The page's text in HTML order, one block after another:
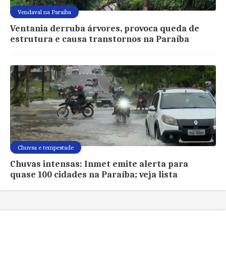
Vendaval na Paraíba
Ventania derruba árvores, provoca queda de
estrutura e causa transtornos na Paraíba
Chuvsa e tempestade
Chuvas intensas: Inmet emite alerta para
quase 100 cidades na Paraíba; veja lista